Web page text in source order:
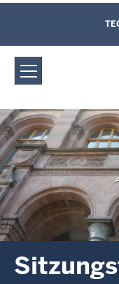
Amtsgericht
Direkt zum Inhalt
Leichte
und